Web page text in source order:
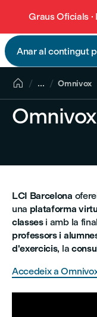
Graus Oficials
Anar al contingut

 ... Omnivox
Omnivox
LCI Barcelona
una plataforma
classesi amb la
professors i
d'exercicis, la
Accedeix a